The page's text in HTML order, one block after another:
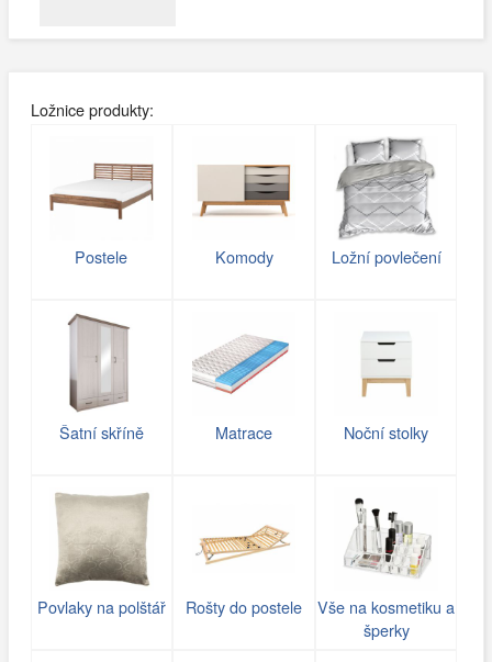
Ložnice produkty:
Postele Komody Ložní povlečení
Šatní skříně Matrace Noční stolky
Povlaky na polštář Rošty do postele
Vše na kosmetiku a
šperky